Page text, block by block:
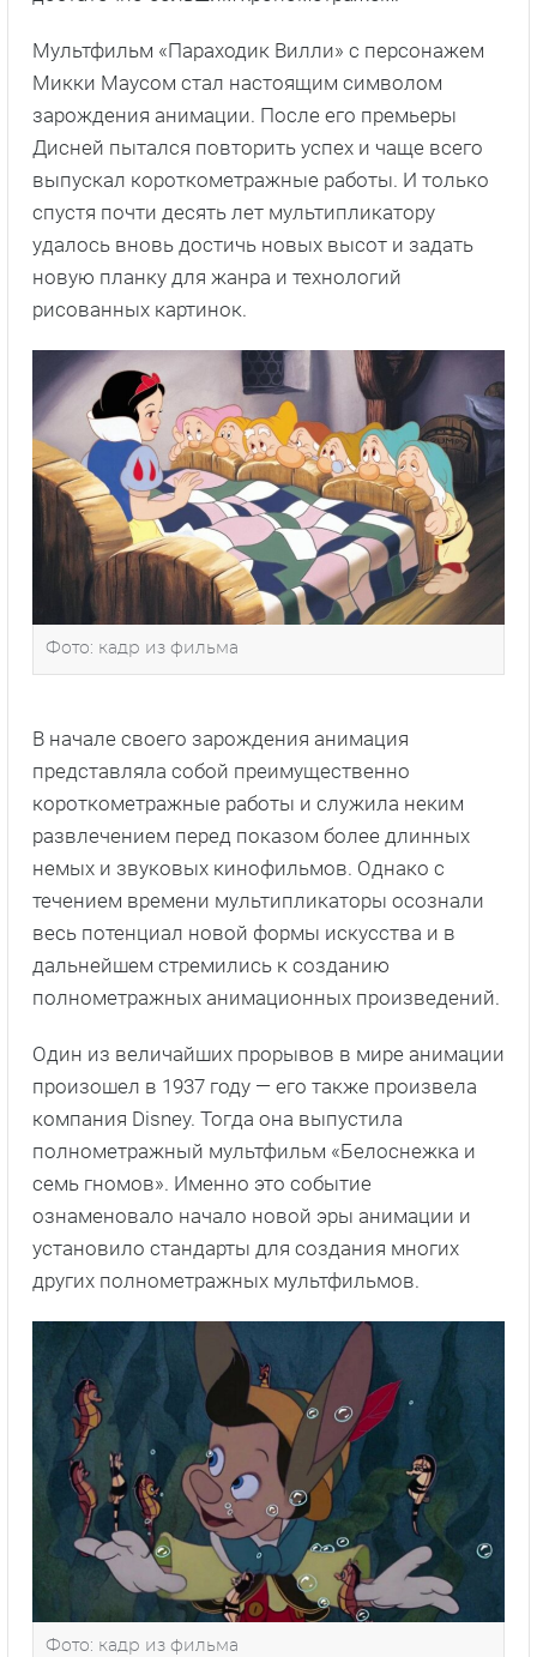
Мультфильм «Параходик Вилли» с персонажем
Микки Маусом стал настоящим символом
зарождения анимации. После его премьеры
Дисней пытался повторить успех и чаще всего
выпускал короткометражные работы. И только
спустя почти десять лет мультипликатору
удалось вновь достичь новых высот и задать
новую планку для жанра и технологий
рисованных картинок.
Фото: кадр из фильма
В начале своего зарождения анимация
представляла собой преимущественно
короткометражные работы и служила неким
развлечением перед показом более длинных
немых и звуковых кинофильмов. Однако с
течением времени мультипликаторы осознали
весь потенциал новой формы искусства и в
дальнейшем стремились к созданию
полнометражных анимационных произведений.
Один из величайших прорывов в мире анимации
произошел в 1937 году — его также произвела
компания Disney. Тогда она выпустила
полнометражный мультфильм «Белоснежка и
семь гномов». Именно это событие
ознаменовало начало новой эры анимации и
установило стандарты для создания многих
других полнометражных мультфильмов.
Фото: кадр из фильма